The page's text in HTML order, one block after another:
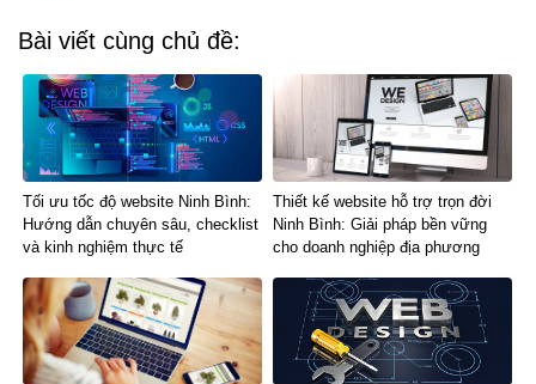
Bài viết cùng chủ đề:
Tối ưu tốc độ website Ninh Bình:
Hướng dẫn chuyên sâu, checklist
và kinh nghiệm thực tế
Thiết kế website hỗ trợ trọn đời
Ninh Bình: Giải pháp bền vững
cho doanh nghiệp địa phương